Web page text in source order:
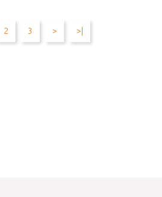
Összehasonlítás
2 3 > >|